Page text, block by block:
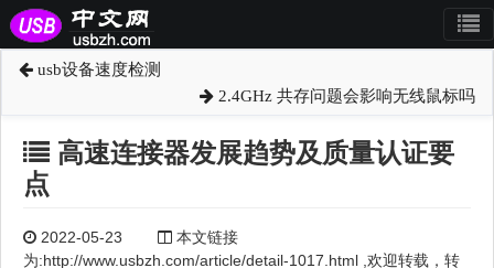
usb设备速度检测
2.4GHz 共存问题会影响无线鼠标吗
高速连接器发展趋势及质量认证要
点
2022-05-23
本文链接
为:http://www.usbzh.com/article/detail-1017.html ,欢迎转载，转